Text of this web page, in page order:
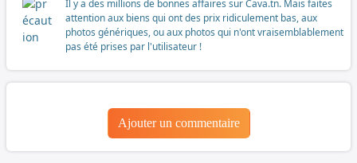
Il y a des millions de bonnes affaires sur Cava.tn. Mais faites
attention aux biens qui ont des prix ridiculement bas, aux
photos génériques, ou aux photos qui n'ont vraisemblablement
pas été prises par l'utilisateur !
Ajouter un commentaire